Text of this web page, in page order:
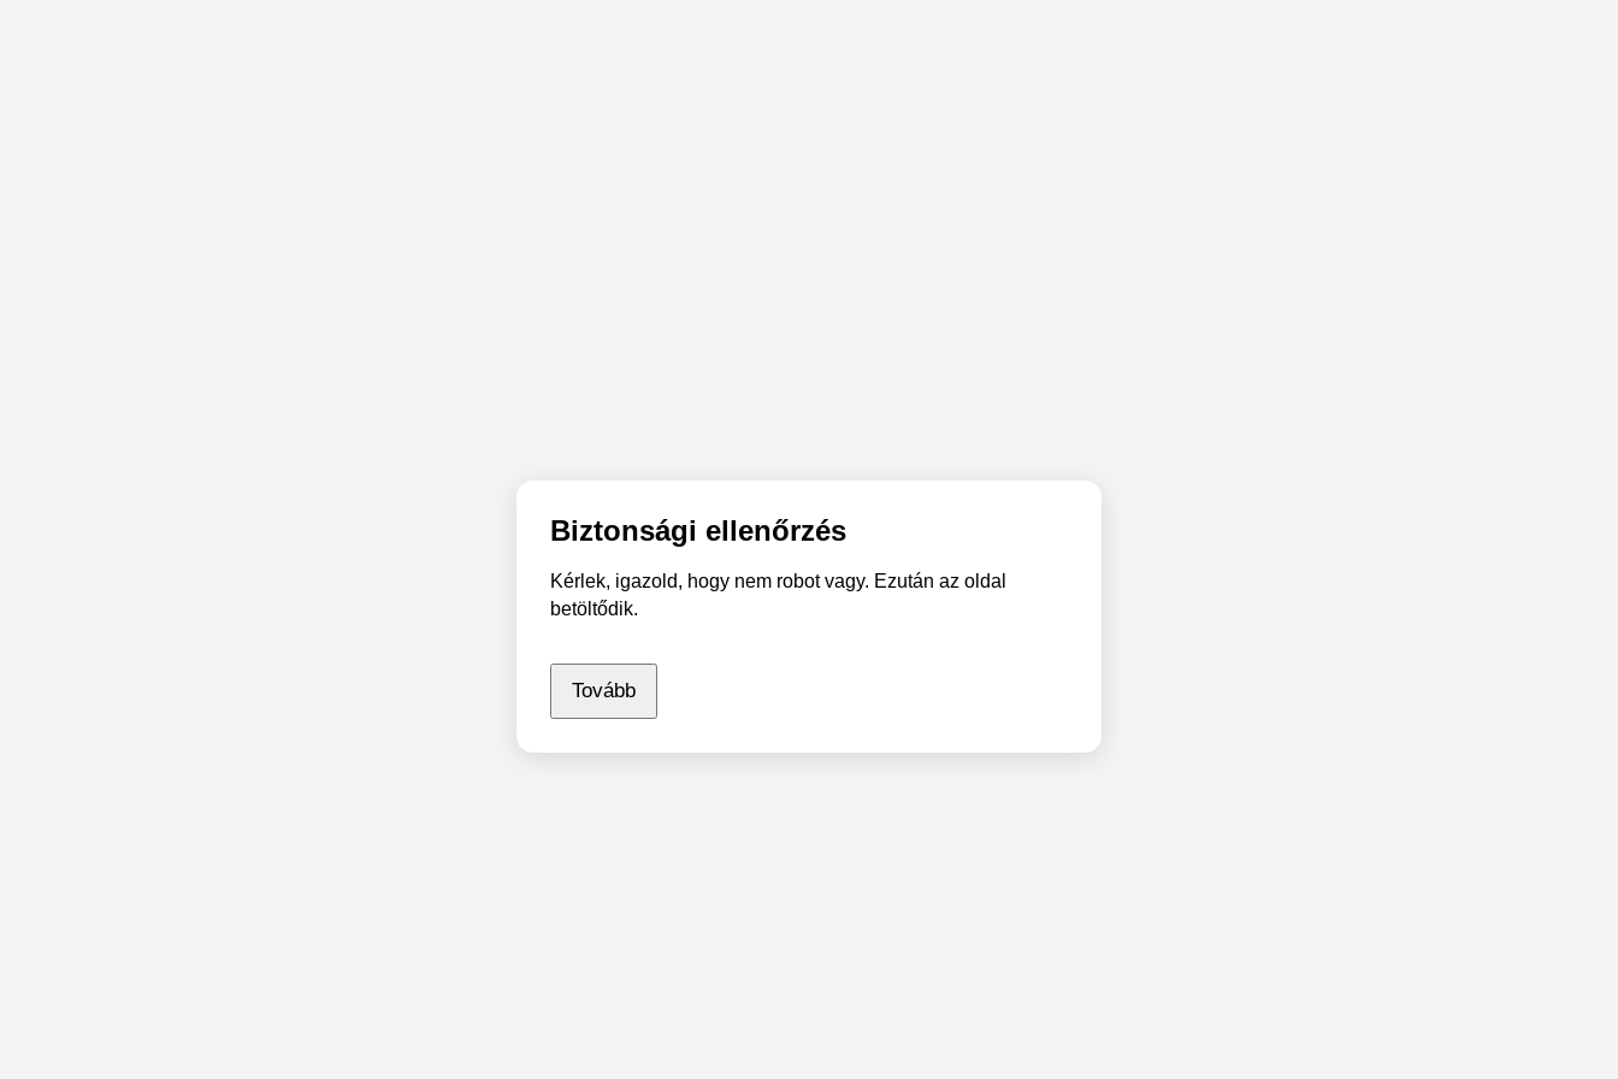
Biztonsági ellenőrzés
Kérlek, igazold, hogy nem robot vagy. Ezután az oldal
betöltődik.
Tovább